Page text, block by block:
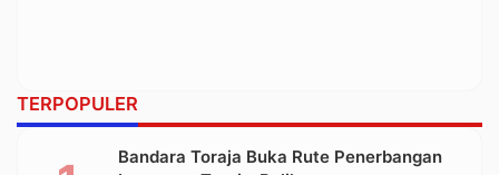
TERPOPULER
Bandara Toraja Buka Rute Penerbangan